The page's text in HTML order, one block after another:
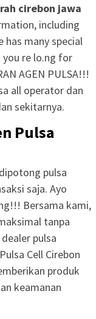
cirebon jawa
including
has many special
re lo.ng for
AGEN PULSA!!!
all operator dan
sekitarnya.
Pulsa
pulsa
saja. Ayo
Bersama kami,
tanpa
pulsa
Cell Cirebon
produk
keamanan